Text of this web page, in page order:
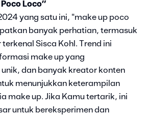
Loco”
yang satu ini, "make up poco
banyak perhatian, termasuk
Sisca Kohl. Trend ini
make up yang
dan banyak kreator konten
menunjukkan keterampilan
make up. Jika Kamu tertarik, ini
untuk bereksperimen dan